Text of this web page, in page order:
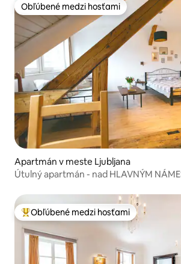
Obľúbené medzi hosťami
Obľúbené medzi hosťami
Apartmán v meste Ljubljana
Útulný apartmán - nad HLAVNÝM
Najobľúbenejšie medzi hosťami
Obľúbené medzi hosťami